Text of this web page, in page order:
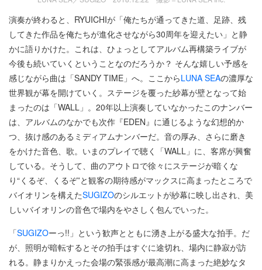
演奏が終わると、RYUICHIが「俺たちが通ってきた道、足跡、残
してきた作品を俺たちが進化させながら30周年を迎えたい」と静
かに語りかけた。これは、ひょっとしてアルバム再構築ライブが
今後も続いていくということなのだろうか？ そんな嬉しい予感を
感じながら曲は「SANDY TIME」へ。ここからLUNA SEAの濃厚な
世界観が幕を開けていく。ステージを覆った紗幕が壁となって始
まったのは「WALL」。20年以上演奏していなかったこのナンバー
は、アルバムのなかでも次作『EDEN』に通じるような幻想的か
つ、抜け感のあるミディアムナンバーだ。音の厚み、さらに磨き
をかけた音色、歌。いまのプレイで聴く「WALL」に、客席が興奮
している。そうして、曲のアウトロで徐々にステージが暗くな
り“くるぞ、くるぞ”と観客の期待感がマックスに高まったところで
バイオリンを構えたSUGIZOのシルエットが紗幕に映し出され、美
しいバイオリンの音色で場内をやさしく包んでいった。
「SUGIZOーっ!!」という歓声とともに湧き上がる盛大な拍手。だ
が、照明が暗転するとその拍手はすぐに途切れ、場内に静寂が訪
れる。静まりかえった会場の緊張感が最高潮に高まった絶妙なタ